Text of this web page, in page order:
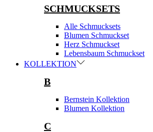
SCHMUCKSETS
Alle Schmucksets
Blumen Schmuckset
Herz Schmuckset
Lebensbaum Schmuckset
KOLLEKTION
B
Bernstein Kollektion
Blumen Kollektion
C